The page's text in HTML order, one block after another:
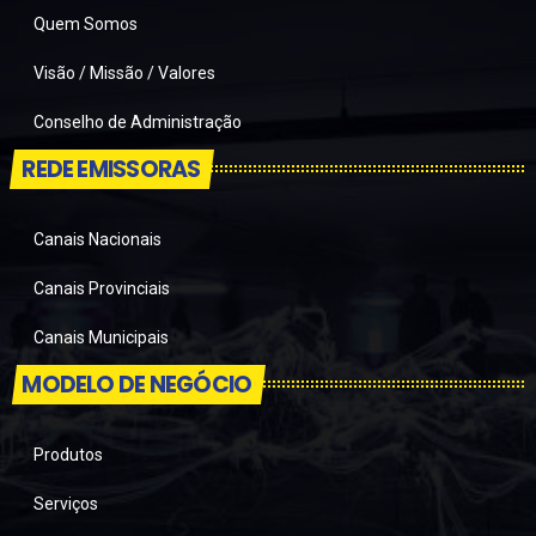
Quem Somos
Visão / Missão / Valores
Conselho de Administração
REDE EMISSORAS
Canais Nacionais
Canais Provinciais
Canais Municipais
MODELO DE NEGÓCIO
Produtos
Serviços